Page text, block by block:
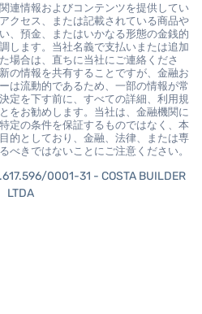
連情報およびコンテンツを提供してい
クセス、または記載されている商品や
、預金、またはいかなる形態の金銭的
します。当社名義で支払いまたは追加
場合は、直ちに当社にご連絡くださ
の情報を共有することですが、金融お
は流動的であるため、一部の情報が常
定を下す前に、すべての詳細、利用規
をお勧めします。当社は、金融機関に
定の条件を保証するものではなく、本
的としており、金融、法律、または専
べきではないことにご注意ください。
0001-31 - COSTA BUILDER
LTDA